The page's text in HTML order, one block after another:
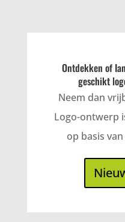
Ontdekken of
geschikt
Neem dan
Logo-ontwerp
op basis van